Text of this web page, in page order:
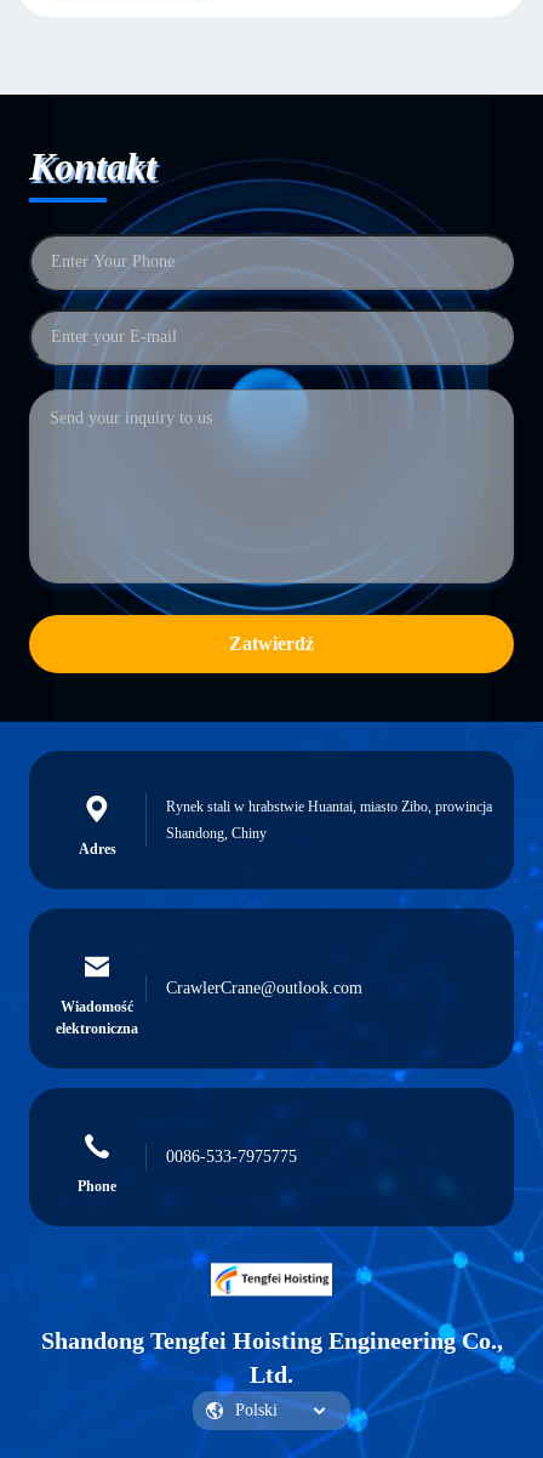
Kontakt
Zatwierdź
Adres
Rynek stali w hrabstwie Huantai, miasto Zibo, prowincja
Shandong, Chiny
Wiadomość
elektroniczna
CrawlerCrane@outlook.com
Phone
0086-533-7975775
Shandong Tengfei Hoisting Engineering Co.,
Ltd.